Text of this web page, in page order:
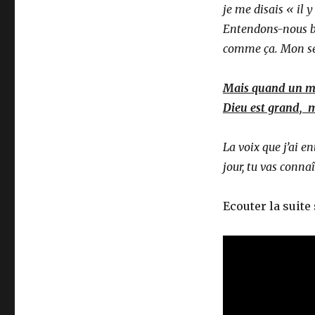
je me disais « il
Entendons-nous
comme ça. Mon
Mais quand un
Dieu est grand,
La voix que j’ai
jour, tu vas
Ecouter la suite